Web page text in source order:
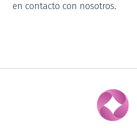
en contacto con nosotros.